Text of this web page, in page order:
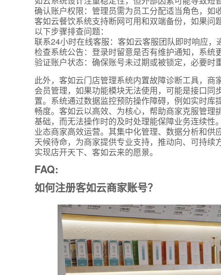
确认账户权限：管理员需为员工分配适当角色，如
客如云餐饮系统支持断网可用和双端备份，如果
以下步骤排查问题：
联系24小时在线客服：客如云客服团队即时响应，
检查系统公告：登录时留意是否有维护通知，系统
验证账户状态：确保账号未过期或被锁定，必要时
此外，客如云门店管理系统内置故障诊断工具，商
会员管理，如果功能模块无法使用，可能是接口
置。系统通过数据监控预防操作障碍，例如实时
畅度。客如云以高效、为核心，帮助商家克服管
基础，而无法操作时的及时处理能保障业务连续
业态商家高效运营。其集中化管理、数据分析和
天候待命，为商家提供专业支持，推动向、可持
实现店开天下、客如云来的愿景。
FAQ:
如何注册客如云商家账号？